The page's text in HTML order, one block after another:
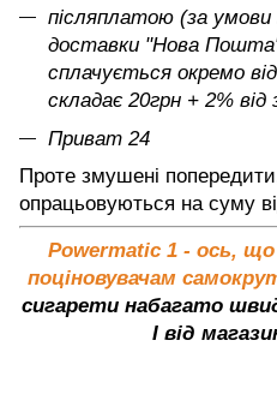
післяплатою (за умови
доставки "Нова
сплачується окремо
складає 20грн + 2% від
Приват 24
Проте змушені
опрацьовуються на суму
Powermatic 1 - ось,
поціновувачам
сигарети набагато
I від